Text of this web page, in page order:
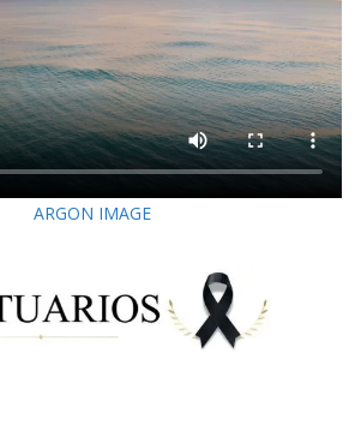
ARGON IMAGE